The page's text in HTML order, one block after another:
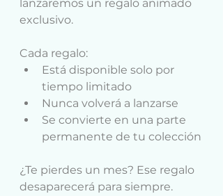
lanzaremos un regalo animado
exclusivo.
Cada regalo:
Está disponible solo por
tiempo limitado
Nunca volverá a lanzarse
Se convierte en una parte
permanente de tu colección
¿Te pierdes un mes? Ese regalo
desaparecerá para siempre.